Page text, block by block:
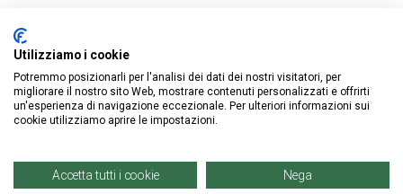
Account
Prodotti
P. IVA: 02671960819
Utilizziamo i cookie
Potremmo posizionarli per l'analisi dei dati dei nostri visitatori, per
migliorare il nostro sito Web, mostrare contenuti personalizzati e offrirti
un'esperienza di navigazione eccezionale. Per ulteriori informazioni sui
cookie utilizziamo aprire le impostazioni.
Accetta tutti i cookie Nega